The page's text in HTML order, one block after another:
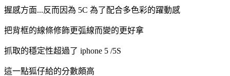
握感方面...反而因為 5C 為了配合多色彩的躍動感
把背框的線條修飾更弧線而變的更好拿
抓取的穩定性超過了 iphone 5 /5S
這一點狐仔給的分數頗高